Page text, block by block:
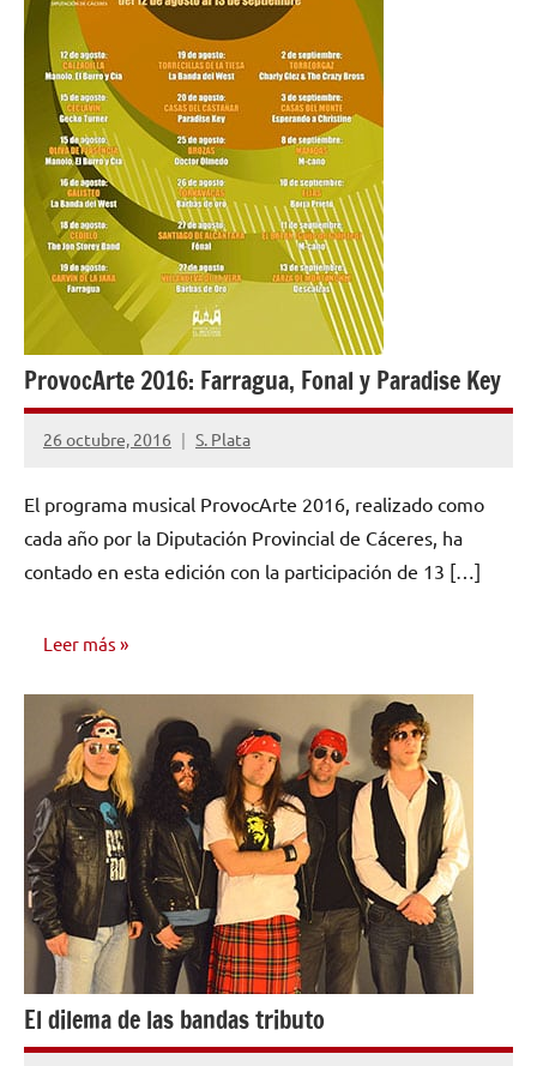
ProvocArte 2016: Farragua, Fonal y Paradise Key
26 octubre, 2016 S. Plata
No
comentarios
El programa musical ProvocArte 2016, realizado como
cada año por la Diputación Provincial de Cáceres, ha
contado en esta edición con la participación de 13 […]
Leer más
ENTREVISTAS
El dilema de las bandas tributo